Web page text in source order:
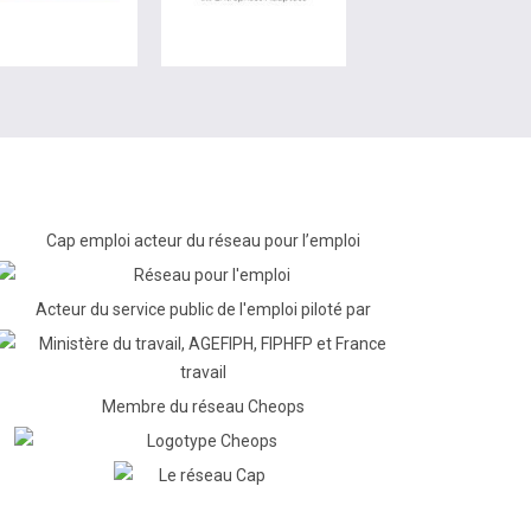
Cap emploi acteur du réseau pour l’emploi
Acteur du service public de l'emploi piloté par
Membre du réseau Cheops